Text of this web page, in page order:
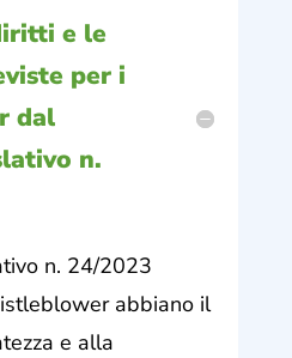
e le
per i
dal
n.
n. 24/2023
abbiano il
e alla